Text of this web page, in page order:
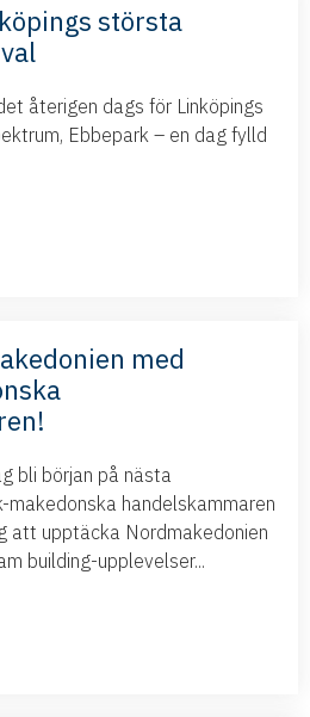
största
återigen dags för Linköpings
Ebbepark – en dag fylld
med
bli början på nästa
makedonska handelskammaren
att upptäcka Nordmakedonien
building-upplevelser...